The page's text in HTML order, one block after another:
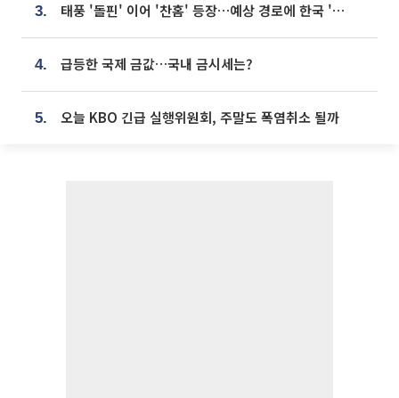
3. 태풍 '돌핀' 이어 '찬홈' 등장…예상 경로에 한국 '한숨'
4. 급등한 국제 금값…국내 금시세는?
5. 오늘 KBO 긴급 실행위원회, 주말도 폭염취소 될까